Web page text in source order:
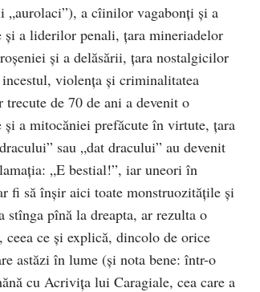
„aurolaci”), a cîinilor vagabonţi şi a
și a liderilor penali, ţara mineriadelor
şi a delăsării, ţara nostalgicilor
violenţa şi criminalitatea
de 70 de ani a devenit o
a mitocăniei prefăcute în virtute, ţara
sau „dat dracului” au devenit
„E bestial!”, iar uneori în
fi să înşir aici toate monstruozităţile şi
pînă la dreapta, ar rezulta o
ce şi explică, dincolo de orice
astăzi în lume (şi nota bene: într-o
cu Acriviţa lui Caragiale, cea care a